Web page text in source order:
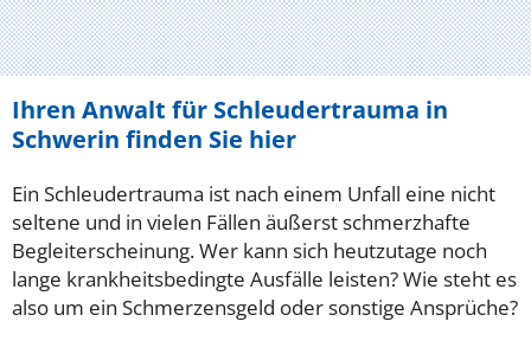
Ihren Anwalt für Schleudertrauma in
Schwerin finden Sie hier
Ein Schleudertrauma ist nach einem Unfall eine nicht
seltene und in vielen Fällen äußerst schmerzhafte
Begleiterscheinung. Wer kann sich heutzutage noch
lange krankheitsbedingte Ausfälle leisten? Wie steht es
also um ein Schmerzensgeld oder sonstige Ansprüche?